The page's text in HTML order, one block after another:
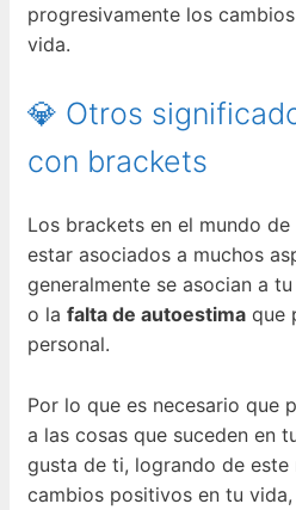
progresivamente los
vida.
💎 Otros
con brackets
Los brackets en el mundo
estar asociados a muchos
generalmente se asocian a tu
o la falta de autoestima que
personal.
Por lo que es necesario que
a las cosas que suceden en
gusta de ti, logrando de
cambios positivos en tu